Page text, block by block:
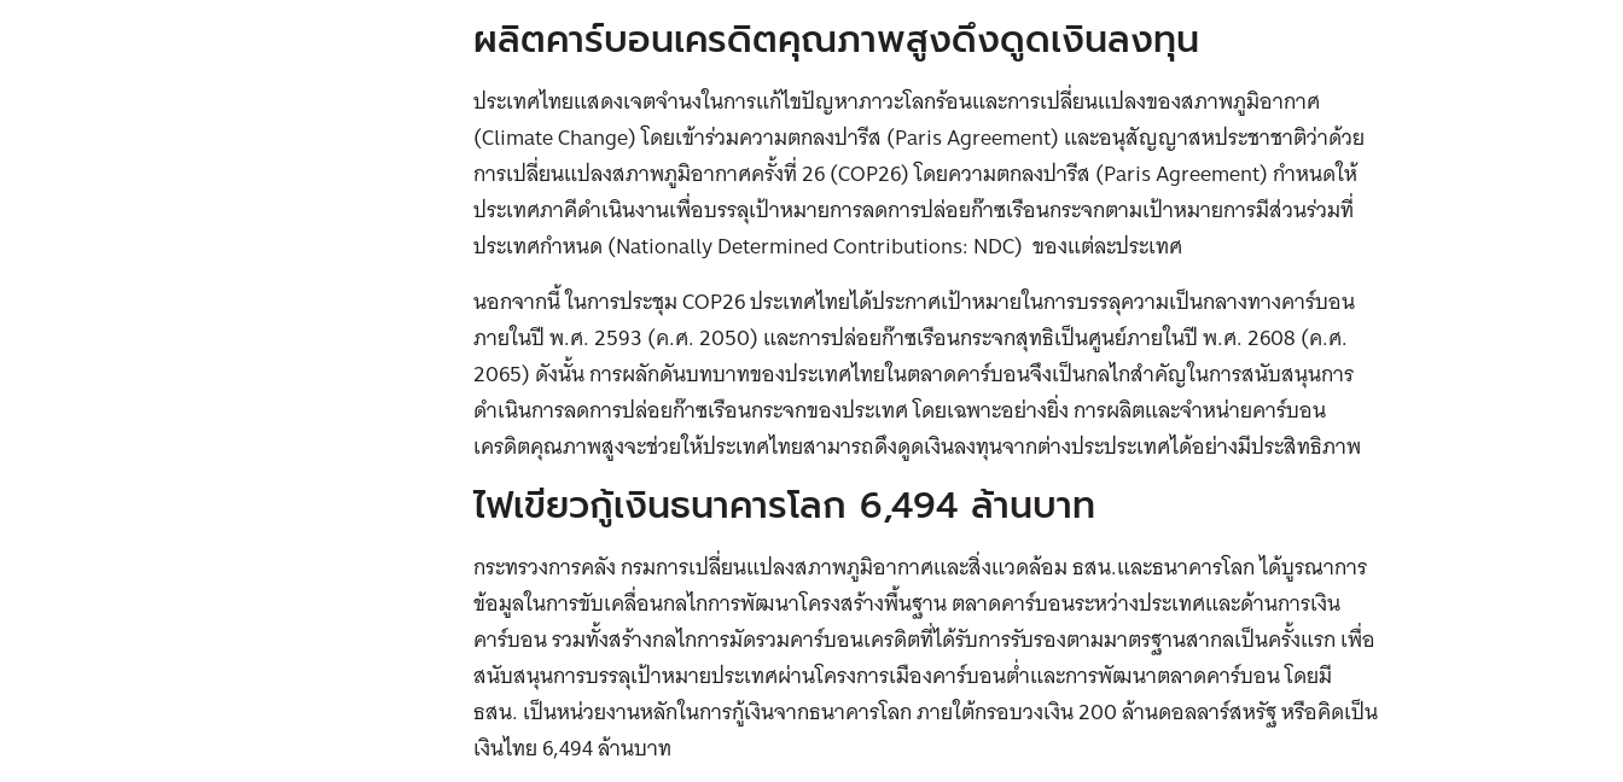
ผลิตคาร์บอนเครดิตคุณภาพสูงดึงดูดเงินลงทุน
ประเทศไทยแสดงเจตจำนงในการแก้ไขปัญหาภาวะโลกร้อนและการเปลี่ยนแปลงของสภาพภูมิอากาศ
(Climate Change) โดยเข้าร่วมความตกลงปารีส (Paris Agreement) และอนุสัญญาสหประชาชาติว่าด้วย
การเปลี่ยนแปลงสภาพภูมิอากาศครั้งที่ 26 (COP26) โดยความตกลงปารีส (Paris Agreement) กำหนดให้
ประเทศภาคีดำเนินงานเพื่อบรรลุเป้าหมายการลดการปล่อยก๊าซเรือนกระจกตามเป้าหมายการมีส่วนร่วมที่
ประเทศกำหนด (Nationally Determined Contributions: NDC) ของแต่ละประเทศ
นอกจากนี้ ในการประชุม COP26 ประเทศไทยได้ประกาศเป้าหมายในการบรรลุความเป็นกลางทางคาร์บอน
ภายในปี พ.ศ. 2593 (ค.ศ. 2050) และการปล่อยก๊าซเรือนกระจกสุทธิเป็นศูนย์ภายในปี พ.ศ. 2608 (ค.ศ.
2065) ดังนั้น การผลักดันบทบาทของประเทศไทยในตลาดคาร์บอนจึงเป็นกลไกสำคัญในการสนับสนุนการ
ดำเนินการลดการปล่อยก๊าซเรือนกระจกของประเทศ โดยเฉพาะอย่างยิ่ง การผลิตและจำหน่ายคาร์บอน
เครดิตคุณภาพสูงจะช่วยให้ประเทศไทยสามารถดึงดูดเงินลงทุนจากต่างประประเทศได้อย่างมีประสิทธิภาพ
ไฟเขียวกู้เงินธนาคารโลก 6,494 ล้านบาท
กระทรวงการคลัง กรมการเปลี่ยนแปลงสภาพภูมิอากาศและสิ่งแวดล้อม ธสน.และธนาคารโลก ได้บูรณาการ
ข้อมูลในการขับเคลื่อนกลไกการพัฒนาโครงสร้างพื้นฐาน ตลาดคาร์บอนระหว่างประเทศและด้านการเงิน
คาร์บอน รวมทั้งสร้างกลไกการมัดรวมคาร์บอนเครดิตที่ได้รับการรับรองตามมาตรฐานสากลเป็นครั้งแรก เพื่อ
สนับสนุนการบรรลุเป้าหมายประเทศผ่านโครงการเมืองคาร์บอนต่ำและการพัฒนาตลาดคาร์บอน โดยมี
ธสน. เป็นหน่วยงานหลักในการกู้เงินจากธนาคารโลก ภายใต้กรอบวงเงิน 200 ล้านดอลลาร์สหรัฐ หรือคิดเป็น
เงินไทย 6,494 ล้านบาท